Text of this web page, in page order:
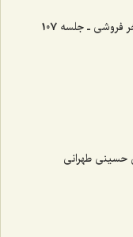
ـ جلسه 107
طهرانی